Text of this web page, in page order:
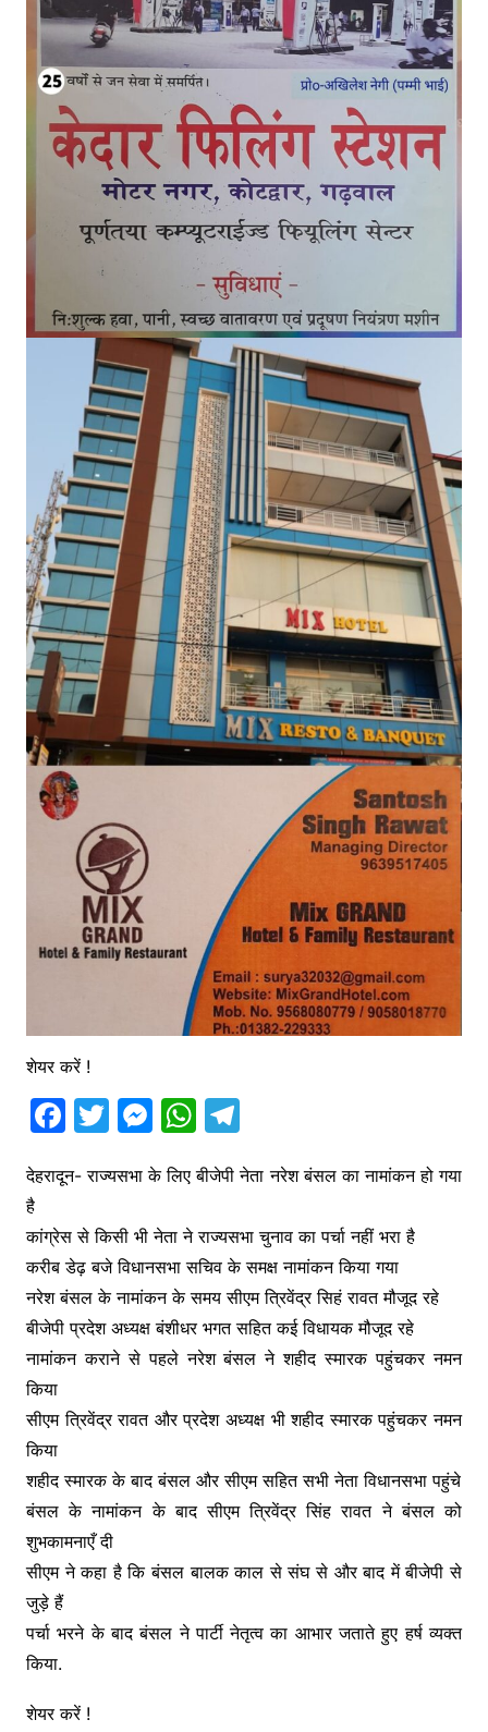
शेयर करें !
F
c
e
b
o
o
k
T
itt
er
M
s
s
e
n
g
er
W
at
A
p
p
T
e
a
m
देहरादून- राज्यसभा के लिए बीजेपी नेता नरेश बंसल का नामांकन हो गया
है
कांग्रेस से किसी भी नेता ने राज्यसभा चुनाव का पर्चा नहीं भरा है
करीब डेढ़ बजे विधानसभा सचिव के समक्ष नामांकन किया गया
नरेश बंसल के नामांकन के समय सीएम त्रिवेंद्र सिहं रावत मौजूद रहे
बीजेपी प्रदेश अध्यक्ष बंशीधर भगत सहित कई विधायक मौजूद रहे
नामांकन कराने से पहले नरेश बंसल ने शहीद स्मारक पहुंचकर नमन
किया
सीएम त्रिवेंद्र रावत और प्रदेश अध्यक्ष भी शहीद स्मारक पहुंचकर नमन
किया
शहीद स्मारक के बाद बंसल और सीएम सहित सभी नेता विधानसभा पहुंचे
बंसल के नामांकन के बाद सीएम त्रिवेंद्र सिंह रावत ने बंसल को
शुभकामनाएँ दी
सीएम ने कहा है कि बंसल बालक काल से संघ से और बाद में बीजेपी से
जुड़े हैं
पर्चा भरने के बाद बंसल ने पार्टी नेतृत्व का आभार जताते हुए हर्ष व्यक्त
किया.
शेयर करें !